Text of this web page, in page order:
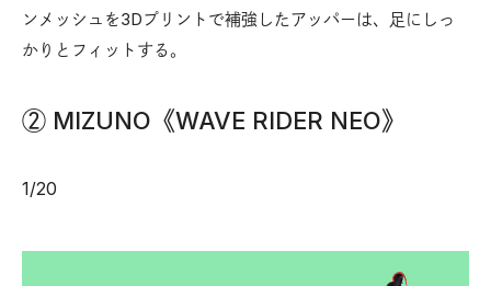
ンメッシュを3Dプリントで補強したアッパーは、足にしっ
かりとフィットする。
② MIZUNO《WAVE RIDER NEO》
1/20